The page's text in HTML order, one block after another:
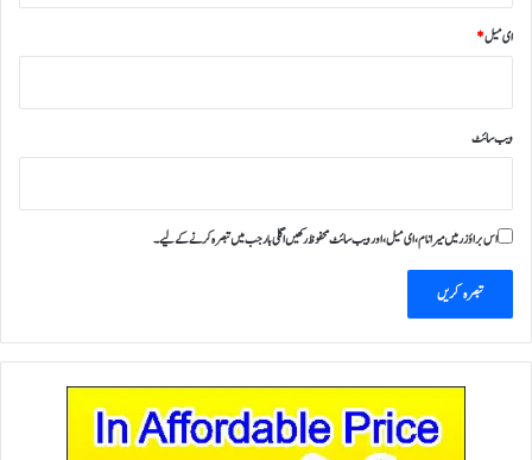
ای میل*
ویب‌ سائٹ
اس براؤزر میں میرا نام، ای میل، اور ویب سائٹ محفوظ رکھیں اگلی بار جب میں تبصرہ کرنے کےلیے۔